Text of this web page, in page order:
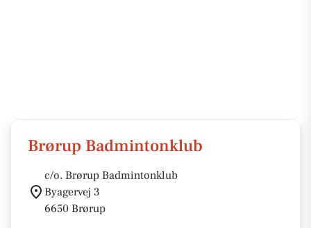
Brørup Badmintonklub
c/o. Brørup Badmintonklub
Byagervej 3
6650 Brørup